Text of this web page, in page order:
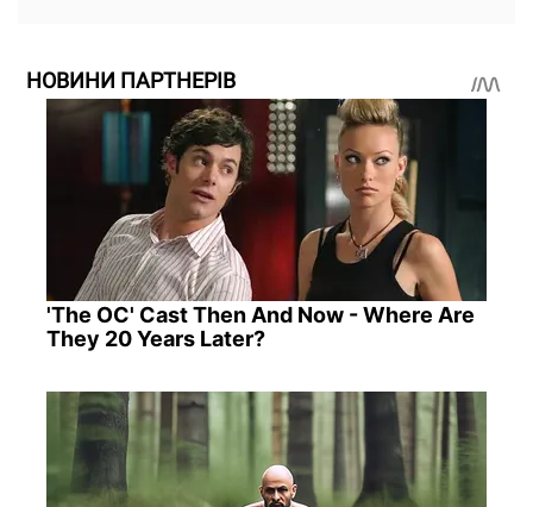
НОВИНИ ПАРТНЕРІВ
'The OC' Cast Then And Now - Where Are
They 20 Years Later?